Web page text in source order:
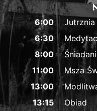
6:00
Jutrznia
6:30
8:00
11:00
Msza
13:00
13:15
Obiad